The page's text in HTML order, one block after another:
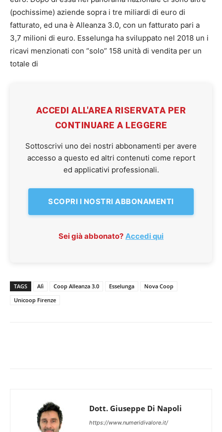
(pochissime) aziende sopra i tre miliardi di euro di
fatturato, ed una è Alleanza 3.0, con un fatturato pari a
3,7 milioni di euro. Esselunga ha sviluppato nel 2018 un i
ricavi menzionati con “solo” 158 unità di vendita per un
totale di
ACCEDI ALL'AREA RISERVATA PER
CONTINUARE A LEGGERE
Sottoscrivi uno dei nostri abbonamenti per avere
accesso a questo ed altri contenuti come report
ed applicativi professionali.
SCOPRI I NOSTRI ABBONAMENTI
Sei già abbonato? Accedi qui
TAGS Alì Coop Alleanza 3.0 Esselunga
Nova Coop
Unicoop Firenze
Dott. Giuseppe Di Napoli
https://www.numeridivalore.it/